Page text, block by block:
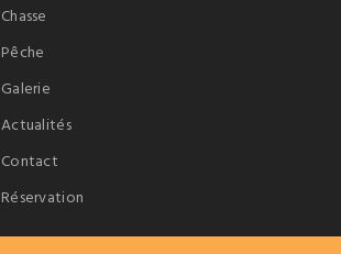
Chasse
Pêche
Galerie
Actualités
Contact
Réservation